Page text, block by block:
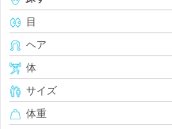
目
ヘア
体
サイズ
体重